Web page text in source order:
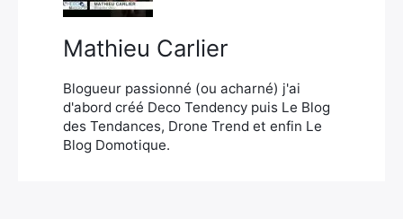
Mathieu Carlier
Blogueur passionné (ou acharné) j'ai
d'abord créé Deco Tendency puis Le Blog
des Tendances, Drone Trend et enfin Le
Blog Domotique.
Rechercher
: